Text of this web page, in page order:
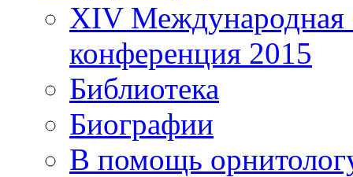
XIV Международная
конференция 2015
Библиотека
Биографии
В помощь